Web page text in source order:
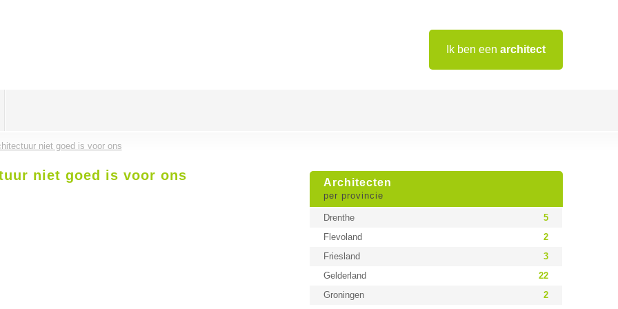
Ik ben een architect
niet goed is voor ons
Architecten
per provincie
Drenthe
5
Flevoland
2
Friesland
3
Gelderland
22
Groningen
2
niet goed is voor ons